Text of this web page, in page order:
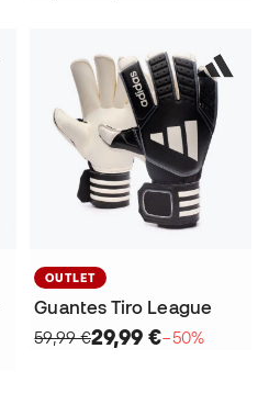
OUTLET
Guantes Tiro League
59,99 €29,99 €−50%